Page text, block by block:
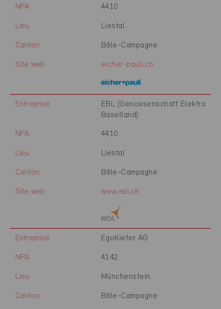
NPA 4410
Lieu Liestal
Canton Bâle-Campagne
Site web eicher-pauli.ch
Entreprise
EBL (Genossenschaft Elektra
Baselland)
NPA 4410
Lieu Liestal
Canton Bâle-Campagne
Site web www.ebl.ch
Entreprise EgoKiefer AG
NPA 4142
Lieu Münchenstein
Canton Bâle-Campagne